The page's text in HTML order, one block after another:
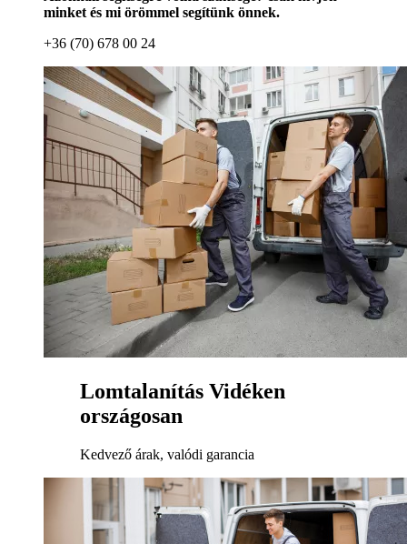
minket és mi örömmel segítünk önnek.
+36 (70) 678 00 24
Lomtalanítás Vidéken
országosan
Kedvező árak, valódi garancia